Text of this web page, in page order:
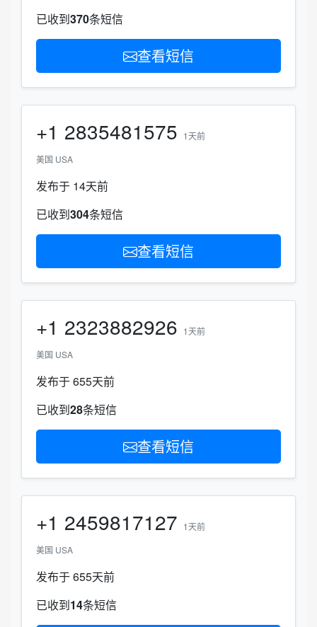
已收到370条短信
查看短信
+1 2835481575 1天前
美国 USA
发布于 14天前
已收到304条短信
查看短信
+1 2323882926 1天前
美国 USA
发布于 655天前
已收到28条短信
查看短信
+1 2459817127 1天前
美国 USA
发布于 655天前
已收到14条短信